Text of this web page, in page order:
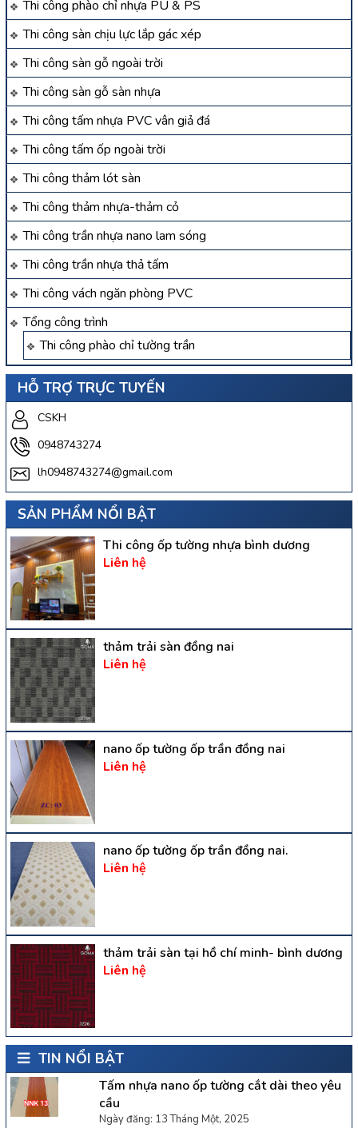
Thi công phào chỉ nhựa PU & PS
Thi công sàn chịu lực lắp gác xép
Thi công sàn gỗ ngoài trời
Thi công sàn gỗ sàn nhựa
Thi công tấm nhựa PVC vân giả đá
Thi công tấm ốp ngoài trời
Thi công thảm lót sàn
Thi công thảm nhựa-thảm cỏ
Thi công trần nhựa nano lam sóng
Thi công trần nhựa thả tấm
Thi công vách ngăn phòng PVC
Tổng công trình
Thi công phào chỉ tường trần
HỖ TRỢ TRỰC TUYẾN
CSKH
0948743274
lh0948743274@gmail.com
SẢN PHẨM NỔI BẬT
Thi công ốp tường nhựa bình dương
Liên hệ
thảm trải sàn đồng nai
Liên hệ
nano ốp tường ốp trần đồng nai
Liên hệ
nano ốp tường ốp trần đồng nai.
Liên hệ
thảm trải sàn tại hồ chí minh- bình dương
Liên hệ
TIN NỔI BẬT
Tấm nhựa nano ốp tường cắt dài theo yêu
cầu
Ngày đăng: 13 Tháng Một, 2025